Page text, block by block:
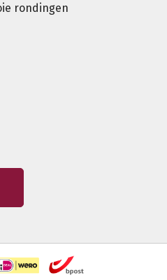
rondingen